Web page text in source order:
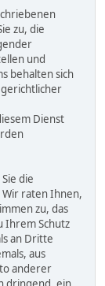
zu, die
und
behalten sich
gerichtlicher
Dienst
die
raten Ihnen,
zu, das
Ihrem Schutz
an Dritte
aus
anderer